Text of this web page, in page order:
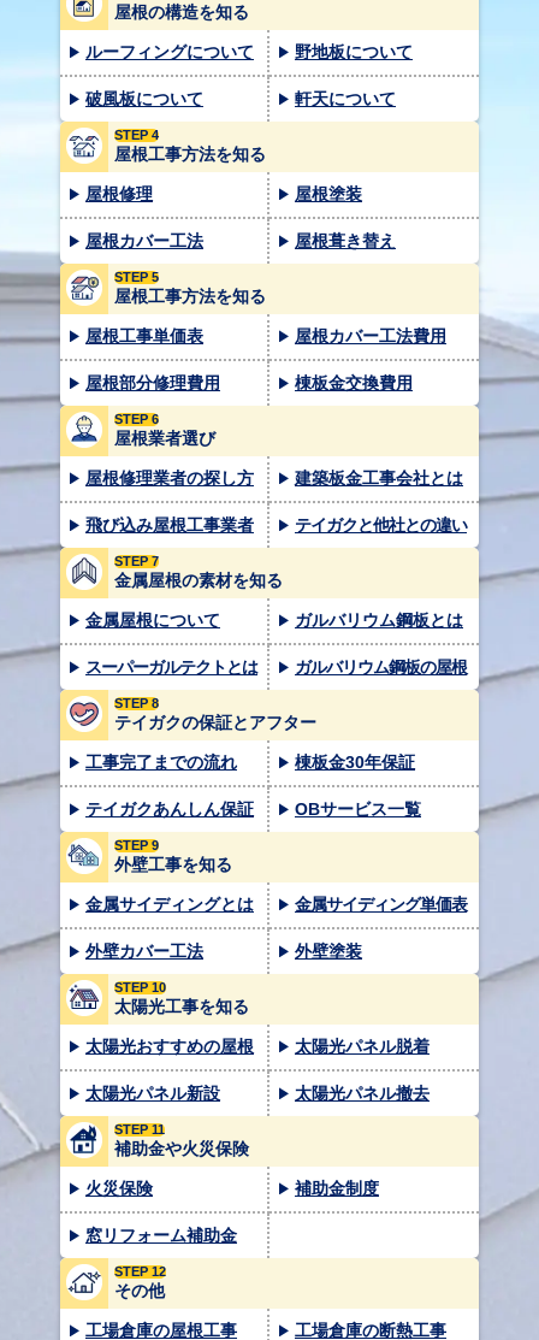
屋根の構造を知る
ルーフィングについて 野地板について
破風板について 軒天について
STEP 4
屋根工事方法を知る
屋根修理 屋根塗装
屋根カバー工法 屋根葺き替え
STEP 5
屋根工事方法を知る
屋根工事単価表 屋根カバー工法費用
屋根部分修理費用 棟板金交換費用
STEP 6
屋根業者選び
屋根修理業者の探し方 建築板金工事会社とは
飛び込み屋根工事業者 テイガクと他社との違い
STEP 7
金属屋根の素材を知る
金属屋根について ガルバリウム鋼板とは
スーパーガルテクトとは ガルバリウム鋼板の屋根
STEP 8
テイガクの保証とアフター
工事完了までの流れ 棟板金30年保証
テイガクあんしん保証 OBサービス一覧
STEP 9
外壁工事を知る
金属サイディングとは 金属サイディング単価表
外壁カバー工法 外壁塗装
STEP 10
太陽光工事を知る
太陽光おすすめの屋根 太陽光パネル脱着
太陽光パネル新設 太陽光パネル撤去
STEP 11
補助金や火災保険
火災保険 補助金制度
窓リフォーム補助金
STEP 12
その他
工場倉庫の屋根工事 工場倉庫の断熱工事